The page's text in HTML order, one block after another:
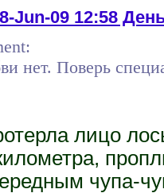
Jun-09 12:58
нет. Поверь
лицо
чупа-